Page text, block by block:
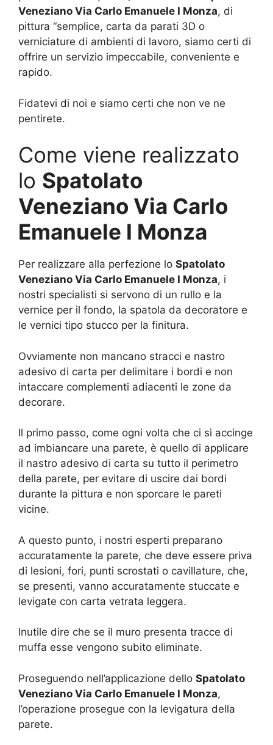
Veneziano Via Carlo Emanuele I Monza, di
pittura “semplice, carta da parati 3D o
verniciature di ambienti di lavoro, siamo certi di
offrire un servizio impeccabile, conveniente e
rapido.
Fidatevi di noi e siamo certi che non ve ne
pentirete.
Come viene realizzato
lo Spatolato
Veneziano Via Carlo
Emanuele I Monza
Per realizzare alla perfezione lo Spatolato
Veneziano Via Carlo Emanuele I Monza, i
nostri specialisti si servono di un rullo e la
vernice per il fondo, la spatola da decoratore e
le vernici tipo stucco per la finitura.
Ovviamente non mancano stracci e nastro
adesivo di carta per delimitare i bordi e non
intaccare complementi adiacenti le zone da
decorare.
Il primo passo, come ogni volta che ci si accinge
ad imbiancare una parete, è quello di applicare
il nastro adesivo di carta su tutto il perimetro
della parete, per evitare di uscire dai bordi
durante la pittura e non sporcare le pareti
vicine.
A questo punto, i nostri esperti preparano
accuratamente la parete, che deve essere priva
di lesioni, fori, punti scrostati o cavillature, che,
se presenti, vanno accuratamente stuccate e
levigate con carta vetrata leggera.
Inutile dire che se il muro presenta tracce di
muffa esse vengono subito eliminate.
Proseguendo nell’applicazione dello Spatolato
Veneziano Via Carlo Emanuele I Monza,
l’operazione prosegue con la levigatura della
parete.